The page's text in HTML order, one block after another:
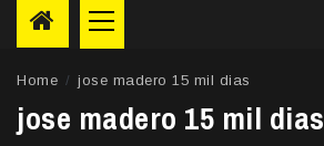
Primary
Menu
Home jose madero 15 mil dias
jose madero 15 mil dias